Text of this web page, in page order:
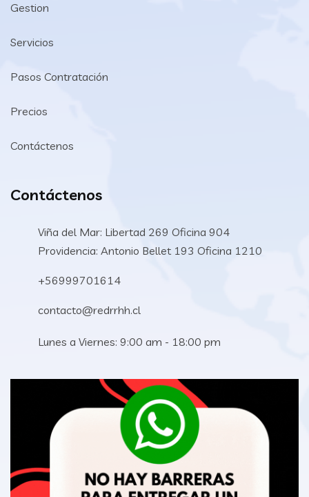
Gestion
Servicios
Pasos Contratación
Precios
Contáctenos
Contáctenos
Viña del Mar: Libertad 269 Oficina 904
Providencia: Antonio Bellet 193 Oficina 1210
+56999701614
contacto@redrrhh.cl
Lunes a Viernes: 9:00 am - 18:00 pm